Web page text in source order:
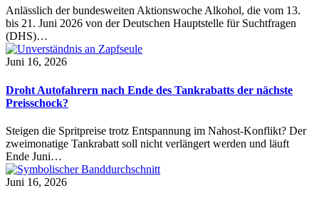
Anlässlich der bundesweiten Aktionswoche Alkohol, die vom 13.
bis 21. Juni 2026 von der Deutschen Hauptstelle für Suchtfragen
(DHS)…
Juni 16, 2026
Droht Autofahrern nach Ende des Tankrabatts der nächste
Preisschock?
Steigen die Spritpreise trotz Entspannung im Nahost-Konflikt? Der
zweimonatige Tankrabatt soll nicht verlängert werden und läuft
Ende Juni…
Juni 16, 2026